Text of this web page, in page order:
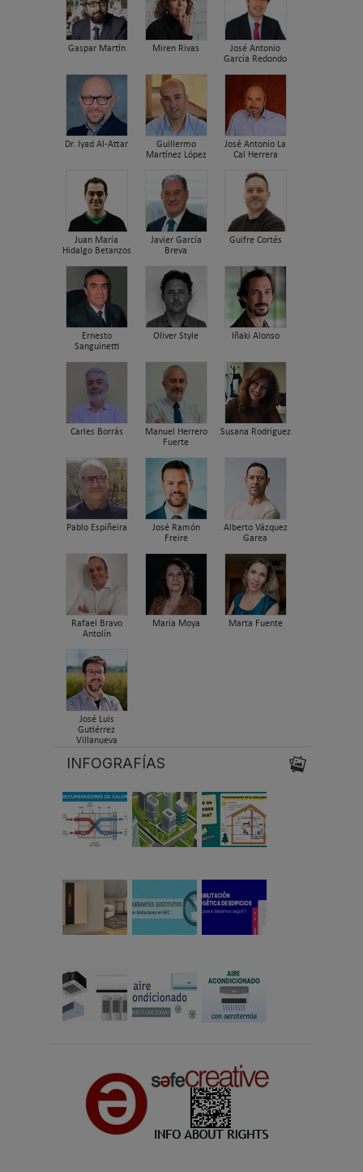
Gaspar Martín Miren Rivas
José Antonio
García Redondo
Dr. Iyad Al-Attar
Guillermo
Martínez López
José Antonio La
Cal Herrera
Juan María
Hidalgo Betanzos
Javier García
Breva
Guifre Cortés
Ernesto
Sanguinetti
Oliver Style Iñaki Alonso
Carles Borrás
Manuel Herrero
Fuerte
Susana Rodriguez
Pablo Espiñeira
José Ramón
Freire
Alberto Vázquez
Garea
Rafael Bravo
Antolín
María Moya Marta Fuente
José Luis
Gutiérrez
Villanueva
INFOGRAFÍAS